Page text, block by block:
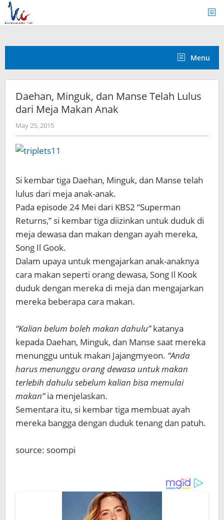
Skip
content
Menu
Daehan, Minguk, dan Manse Telah Lulus
dari Meja Makan Anak
May 25, 2015by
Koreanindo
Si kembar tiga Daehan, Minguk, dan Manse telah
lulus dari meja anak-anak.
Pada episode 24 Mei dari KBS2 “Superman
Returns,” si kembar tiga diizinkan untuk duduk di
meja dewasa dan makan dengan ayah mereka,
Song Il Gook.
Dalam upaya untuk mengajarkan anak-anaknya
cara makan seperti orang dewasa, Song Il Kook
duduk dengan mereka di meja dan mengajarkan
mereka beberapa cara makan.
“Kalian belum boleh makan dahulu”katanya
kepada Daehan, Minguk, dan Manse saat mereka
menunggu untuk makan Jajangmyeon. “Anda
harus menunggu orang dewasa untuk makan
terlebih dahulu sebelum kalian bisa memulai
makan”ia menjelaskan.
Sementara itu, si kembar tiga membuat ayah
mereka bangga dengan duduk tenang dan patuh.
source: soompi